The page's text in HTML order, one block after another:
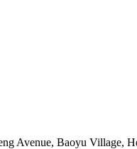
Avenue, Baoyu Village,